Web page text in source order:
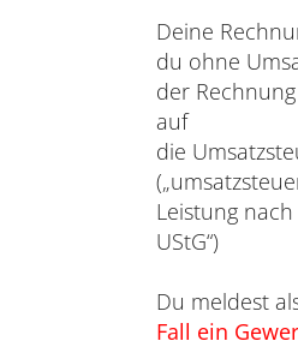
Deine
du ohne
der
auf
die
Leistung
UStG“)
Du meldest
Fall ein